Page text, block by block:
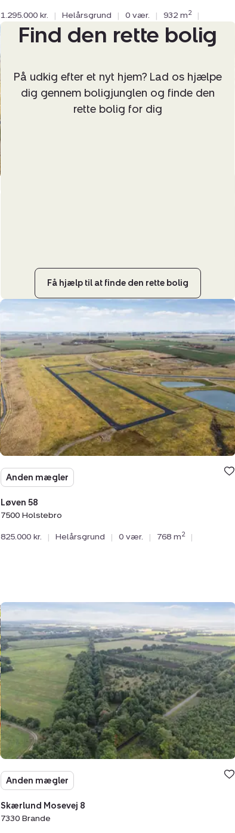
1.295.000 kr. | Helårsgrund | 0 vær. | 932 m2 |
Find den rette bolig
På udkig efter et nyt hjem? Lad os hjælpe
dig gennem boligjunglen og finde den
rette bolig for dig
Få hjælp til at finde den rette bolig
Helårsgrund:
58,
7500
Holstebro
Anden mægler
Løven 58
7500 Holstebro
825.000 kr. | Helårsgrund | 0 vær. | 768 m2 |
Helårsgrund:
Skærlund
Mosevej
8,
7330
Brande
Anden mægler
Skærlund Mosevej 8
7330 Brande